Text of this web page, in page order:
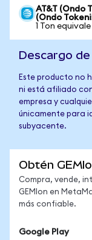
AT&T (Ondo
(Ondo
1 Ton
Descargo
Este producto no
ni está afiliado
empresa y
únicamente para
subyacente.
Obtén
Compra, vende,
GEMIon en
más confiable.
Google Play